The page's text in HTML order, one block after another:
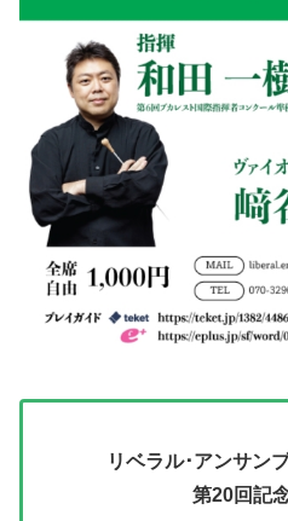
リベラル･アンサン
第20回記